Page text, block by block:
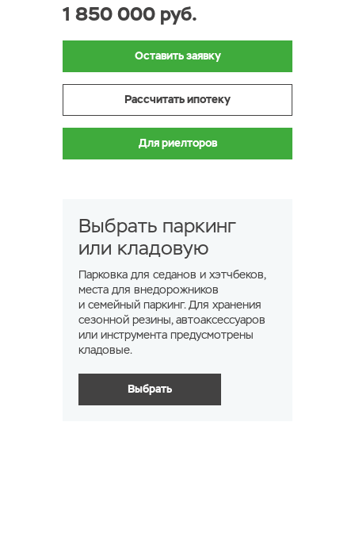
1 850 000 руб.
Оставить заявку
Рассчитать ипотеку
Для риелторов
Выбрать паркинг
или кладовую
Парковка для седанов и хэтчбеков,
места для внедорожников
и семейный паркинг. Для хранения
сезонной резины, автоаксессуаров
или инструмента предусмотрены
кладовые.
Выбрать